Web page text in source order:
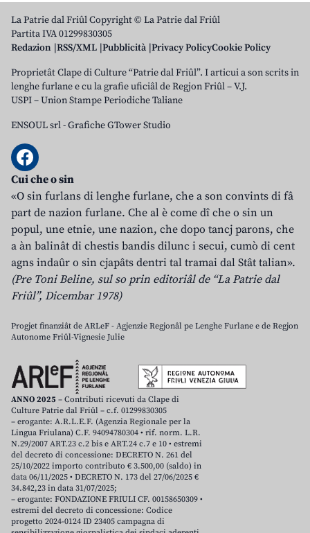
La Patrie dal Friûl Copyright © La Patrie dal Friûl
Partita IVA 01299830305
Redazion RSS/XML Pubblicità Privacy PolicyCookie Policy
Proprietât Clape di Culture “Patrie dal Friûl”. I articui a son scrits in
lenghe furlane e cu la grafie uficiâl de Regjon Friûl – V.J.
USPI – Union Stampe Periodiche Taliane
ENSOUL srl-Grafiche GTower Studio
Cui che o sin
«O sin furlans di lenghe furlane, che a son convints di fâ
part de nazion furlane. Che al è come dî che o sin un
popul, une etnie, une nazion, che dopo tancj parons, che
a àn balinât di chestis bandis dilunc i secui, cumò di cent
agns indaûr o sin cjapâts dentri tal tramai dal Stât talian».
(Pre Toni Beline, sul so prin editoriâl de “La Patrie dal
Friûl”, Dicembar 1978)
Progjet finanziât de ARLeF - Agjenzie Regjonâl pe Lenghe Furlane e de Regjon
Autonome Friûl-Vignesie Julie
ANNO 2025 – Contributi ricevuti da Clape di
Culture Patrie dal Friûl – c.f. 01299830305
– erogante: A.R.L.E.F. (Agenzia Regionale per la
Lingua Friulana) C.F. 94094780304 • rif. norm. L.R.
N.29/2007 ART.23 c.2 bis e ART.24 c.7 e 10 • estremi
del decreto di concessione: DECRETO N. 261 del
25/10/2022 importo contributo € 3.500,00 (saldo) in
data 06/11/2025 • DECRETO N. 173 del 27/06/2025 €
34.842,23 in data 31/07/2025;
– erogante: FONDAZIONE FRIULI CF. 00158650309 •
estremi del decreto di concessione: Codice
progetto 2024-0124 ID 23405 campagna di